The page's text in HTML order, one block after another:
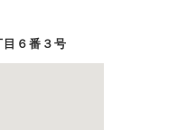
６番３号